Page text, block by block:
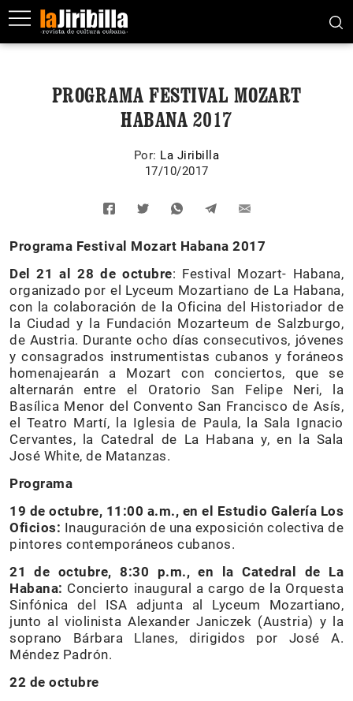
PROGRAMA FESTIVAL MOZART
HABANA 2017
Por: La Jiribilla
17/10/2017
Programa Festival Mozart Habana 2017
Del 21 al 28 de octubre: Festival Mozart- Habana,
organizado por el Lyceum Mozartiano de La Habana,
con la colaboración de la Oficina del Historiador de
la Ciudad y la Fundación Mozarteum de Salzburgo,
de Austria. Durante ocho días consecutivos, jóvenes
y consagrados instrumentistas cubanos y foráneos
homenajearán a Mozart con conciertos, que se
alternarán entre el Oratorio San Felipe Neri, la
Basílica Menor del Convento San Francisco de Asís,
el Teatro Martí, la Iglesia de Paula, la Sala Ignacio
Cervantes, la Catedral de La Habana y, en la Sala
José White, de Matanzas.
Programa
19 de octubre, 11:00 a.m., en el Estudio Galería Los
Oficios: Inauguración de una exposición colectiva de
pintores contemporáneos cubanos.
21 de octubre, 8:30 p.m., en la Catedral de La
Habana: Concierto inaugural a cargo de la Orquesta
Sinfónica del ISA adjunta al Lyceum Mozartiano,
junto al violinista Alexander Janiczek (Austria) y la
soprano Bárbara Llanes, dirigidos por José A.
Méndez Padrón.
22 de octubre